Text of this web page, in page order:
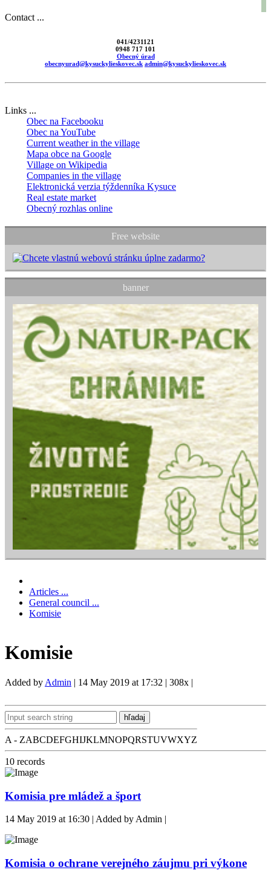
Contact ...
041/4231121
0948 717 101
Obecný úrad
obecnyurad@kysuckylieskovec.sk admin@kysuckylieskovec.sk
Links ...
Obec na Facebooku
Obec na YouTube
Current weather in the village
Mapa obce na Google
Village on Wikipedia
Companies in the village
Elektronická verzia týždenníka Kysuce
Real estate market
Obecný rozhlas online
Free website
banner
Articles ...
General council ...
Komisie
Komisie
Added by Admin | 14 May 2019 at 17:32 | 308x |
hľadaj
A - ZABCDEFGHIJKLMNOPQRSTUVWXYZ
10 records
Komisia pre mládež a šport
14 May 2019 at 16:30 | Added by Admin |
Komisia o ochrane verejného záujmu pri výkone